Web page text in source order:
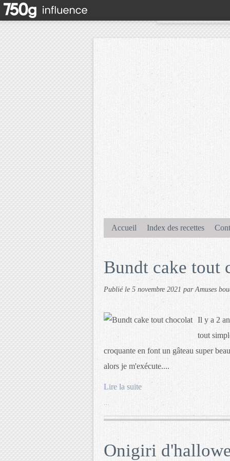
Accueil Index des recettes
Bundt cake tout
Publié le 5 novembre 2021 par Amuses
Il y a 2
tout
croquante en font un gâteau super
alors je m'exécute....
Lire la suite
Onigiri